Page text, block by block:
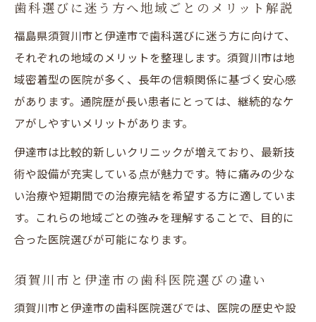
歯科選びに迷う方へ地域ごとのメリット解説
福島県須賀川市と伊達市で歯科選びに迷う方に向けて、
それぞれの地域のメリットを整理します。須賀川市は地
域密着型の医院が多く、長年の信頼関係に基づく安心感
があります。通院歴が長い患者にとっては、継続的なケ
アがしやすいメリットがあります。
伊達市は比較的新しいクリニックが増えており、最新技
術や設備が充実している点が魅力です。特に痛みの少な
い治療や短期間での治療完結を希望する方に適していま
す。これらの地域ごとの強みを理解することで、目的に
合った医院選びが可能になります。
須賀川市と伊達市の歯科医院選びの違い
須賀川市と伊達市の歯科医院選びでは、医院の歴史や設